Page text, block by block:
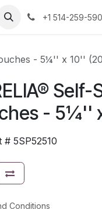
+1 514-259-
- 5¼'' x 10''
- 5¼''
# 5SP52510
Conditions